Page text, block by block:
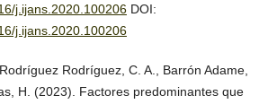
j.ijans.2020.100206DOI:
j.ijans.2020.100206
Rodríguez, C. A., Barrón Adame,
H. (2023). Factores predominantes que